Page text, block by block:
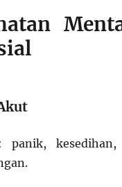
panik, kesedihan,